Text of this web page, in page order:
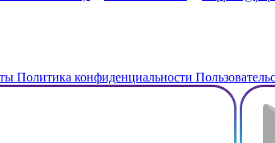
Политика конфиденциальности